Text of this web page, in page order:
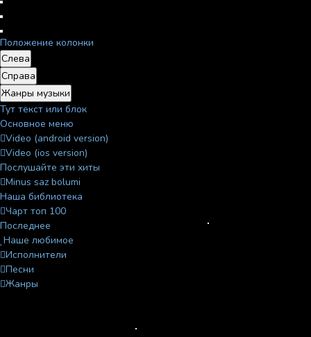
Положение колонки
Слева
Справа
Жанры музыки
Тут текст или блок
Основное меню
Video (android version)
Video (ios version)
Послушайте эти хиты
Minus saz bolumi
Наша библиотека
Чарт топ 100
Последнее
Наше любимое
Исполнители
Песни
Жанры